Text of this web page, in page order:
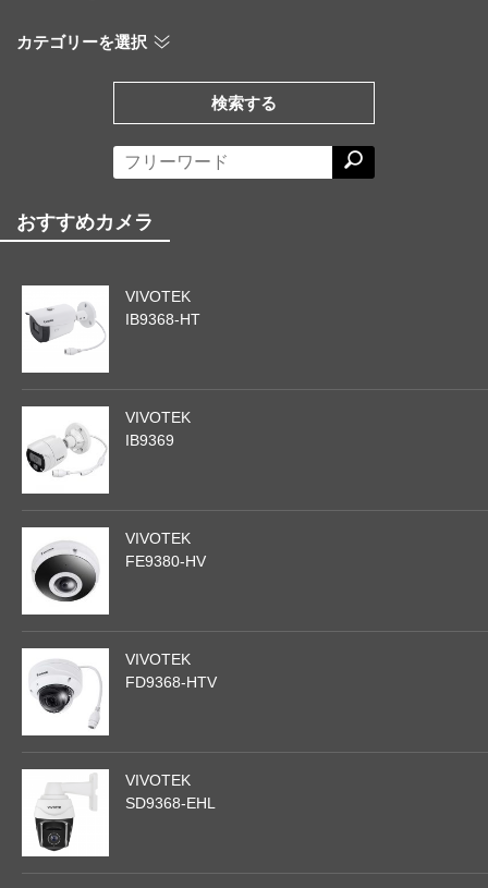
カテゴリーを選択
検索する
おすすめカメラ
VIVOTEK
IB9368-HT
VIVOTEK
IB9369
VIVOTEK
FE9380-HV
VIVOTEK
FD9368-HTV
VIVOTEK
SD9368-EHL